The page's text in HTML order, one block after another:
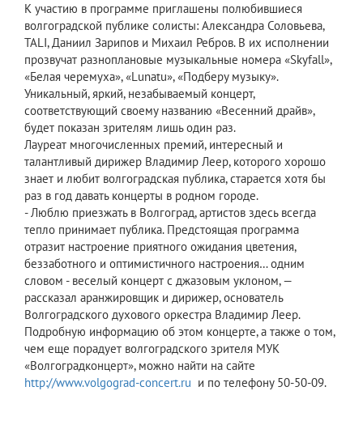
К участию в программе приглашены полюбившиеся
волгоградской публике солисты: Александра Соловьева,
TALI, Даниил Зарипов и Михаил Ребров. В их исполнении
прозвучат разноплановые музыкальные номера «Skyfall»,
«Белая черемуха», «Lunatu», «Подберу музыку».
Уникальный, яркий, незабываемый концерт,
соответствующий своему названию «Весенний драйв»,
будет показан зрителям лишь один раз.
Лауреат многочисленных премий, интересный и
талантливый дирижер Владимир Леер, которого хорошо
знает и любит волгоградская публика, старается хотя бы
раз в год давать концерты в родном городе.
- Люблю приезжать в Волгоград, артистов здесь всегда
тепло принимает публика. Предстоящая программа
отразит настроение приятного ожидания цветения,
беззаботного и оптимистичного настроения… одним
словом - веселый концерт с джазовым уклоном, —
рассказал аранжировщик и дирижер, основатель
Волгоградского духового оркестра Владимир Леер.
Подробную информацию об этом концерте, а также о том,
чем еще порадует волгоградского зрителя МУК
«Волгоградконцерт», можно найти на сайте
http://www.volgograd-concert.ru и по телефону 50-50-09.